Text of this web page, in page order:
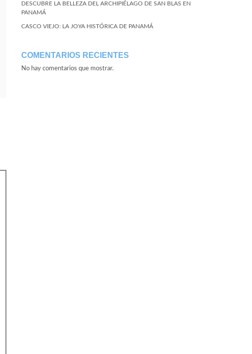
DESCUBRE LA BELLEZA DEL ARCHIPIÉLAGO DE SAN BLAS EN
PANAMÁ
CASCO VIEJO: LA JOYA HISTÓRICA DE PANAMÁ
COMENTARIOS RECIENTES
No hay comentarios que mostrar.